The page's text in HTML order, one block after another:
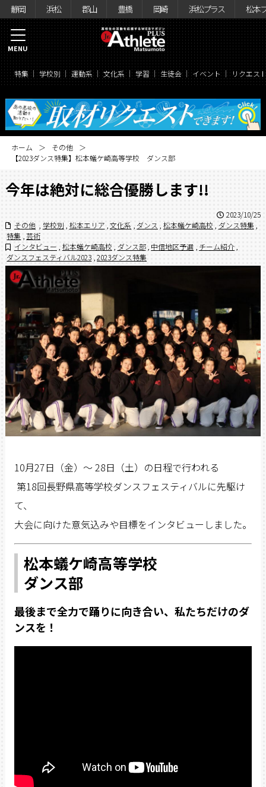
静岡 浜松 郡山 豊橋 岡崎 浜松プラス 松本
特集 学校別 運動系 文化系 学習 生徒会 イベント リクエス
MENU
ホーム
その他
【2023ダンス特集】松本蟻ケ崎高等学校 ダンス部
今年は絶対に総合優勝します!!
2023/10/25
その他
学校別 松本エリア 文化系 ダンス 松本蟻ケ崎高校 ダンス特集
特集 芸術
インタビュー 松本蟻ケ崎高校 ダンス部 中信地区予選 チーム紹介
ダンスフェスティバル2023 2023ダンス特集
10月27日（金）～ 28日（土）の日程で行われる
第18回長野県高等学校ダンスフェスティバルに先駆け
て、
大会に向けた意気込みや目標をインタビューしました。
松本蟻ケ崎高等学校
ダンス部
最後まで全力で踊りに向き合い、私たちだけのダ
ンスを！